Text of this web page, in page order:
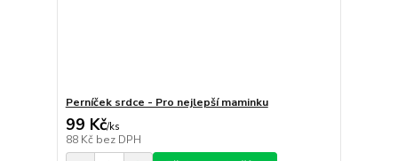
Perníček srdce - Pro nejlepší maminku
99 Kč/ks
88 Kč bez DPH